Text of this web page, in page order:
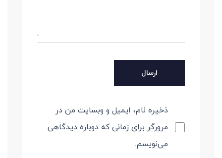
ذخیره نام، ایمیل و وبسایت من در
مرورگر برای زمانی که دوباره دیدگاهی
می‌نویسم.